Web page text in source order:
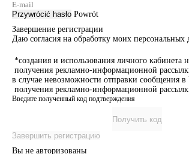
Przywrócić hasło Powrót
Завершение регистрации
Даю согласия на обработку моих персональных
*создания и использования личного кабинета
получения рекламно-информационной
в случае невозможности отправки сообщения
получения рекламно-информационной
Введите полученный код подтверждения
Получить код
Завершить регистрацию
Вы не авторизованы